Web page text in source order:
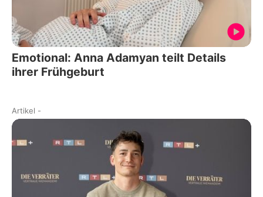
Emotional: Anna Adamyan teilt Details
ihrer Frühgeburt
Artikel -